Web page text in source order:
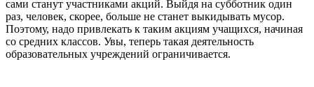
сами станут участниками акций. Выйдя на субботник один
раз, человек, скорее, больше не станет выкидывать мусор.
Поэтому, надо привлекать к таким акциям учащихся, начиная
со средних классов. Увы, теперь такая деятельность
образовательных учреждений ограничивается.